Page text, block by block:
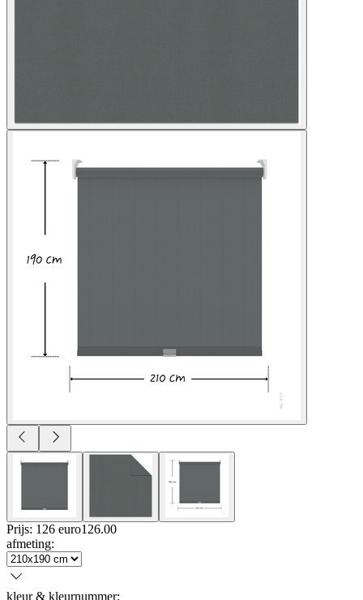
Prijs: 126 euro126.00
afmeting:
kleur & kleurnummer: